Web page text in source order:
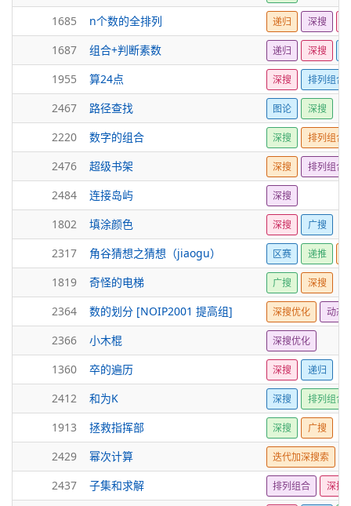
1685 n个数的全排列 递归 深搜
1687 组合+判断素数 递归 深搜
1955 算24点 深搜 排列组合
2467 路径查找 图论 深搜
2220 数字的组合 深搜 排列组合
2476 超级书架 深搜 排列组合
2484 连接岛屿 深搜
1802 填涂颜色 深搜 广搜
2317 角谷猜想之猜想（jiaogu） 区赛 递推
1819 奇怪的电梯 广搜 深搜
2364 数的划分 [NOIP2001 提高组] 深搜优化 动态
2366 小木棍 深搜优化
1360 卒的遍历 深搜 递归
2412 和为K 深搜 排列组合
1913 拯救指挥部 深搜 广搜
2429 幂次计算 迭代加深搜索
2437 子集和求解 排列组合 深搜